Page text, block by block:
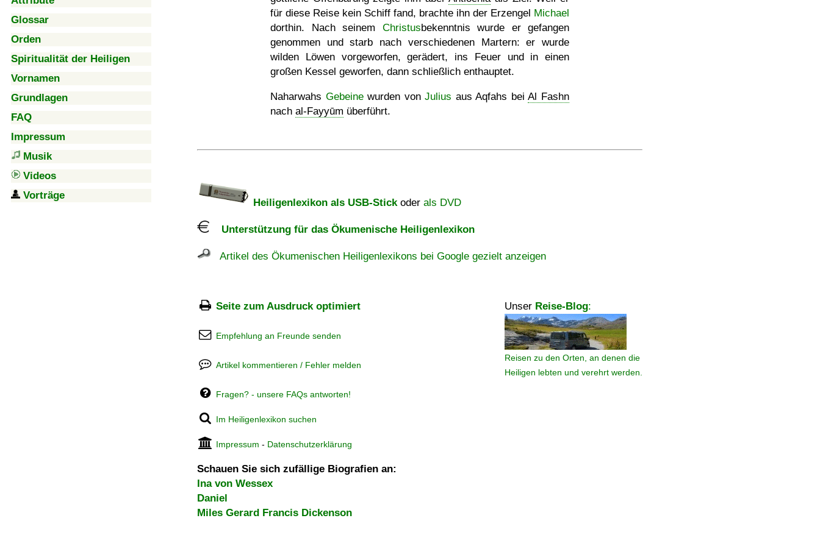
Glossar
Orden
Spiritualität der Heiligen
Vornamen
Grundlagen
FAQ
Impressum
Musik
Videos
Vorträge
für diese Reise kein Schiff fand, brachte ihn der Erzengel Michael
dorthin. Nach seinem Christusbekenntnis wurde er gefangen
genommen und starb nach verschiedenen Martern: er wurde
wilden Löwen vorgeworfen, gerädert, ins Feuer und in einen
großen Kessel geworfen, dann schließlich enthauptet.
Naharwahs Gebeinewurden vonJulius aus Aqfahs beiAl Fashn
nach al-Fayyūm überführt.
Heiligenlexikon als USB-Stickoder als DVD
Unterstützung für das Ökumenische Heiligenlexikon
Artikel des Ökumenischen Heiligenlexikons bei Google gezielt anzeigen
Seite zum Ausdruck optimiert Unser Reise-Blog:
Reisen zu den Orten, an denen die
Heiligen lebten und verehrt werden.
Empfehlung an Freunde senden
Artikel kommentieren / Fehler melden
Fragen? - unsere FAQs antworten!
Im Heiligenlexikon suchen
Impressum - Datenschutzerklärung
Schauen Sie sich zufällige Biografien an:
Ina von Wessex
Daniel
Miles Gerard Francis Dickenson